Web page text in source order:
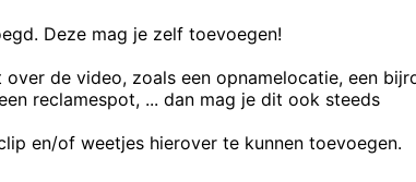
Deze mag je zelf toevoegen!
de video, zoals een opnamelocatie, een
reclamespot, ... dan mag je dit ook steeds
en/of weetjes hierover te kunnen toevoegen.